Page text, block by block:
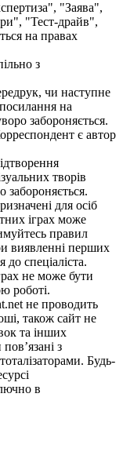
"Заява",
"Тест-драйв",
на правах
з
чи наступне
на
забороняється.
є автор
творів
забороняється.
для осіб
іграх може
правил
виявленні перших
до спеціаліста.
не може бути
роботі.
не проводить
також сайт не
та інших
з
Будь-
в